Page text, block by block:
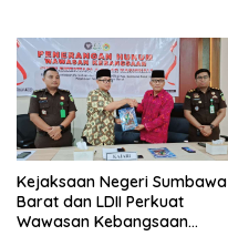
Kejaksaan Negeri Sumbawa
Barat dan LDII Perkuat
Wawasan Kebangsaan